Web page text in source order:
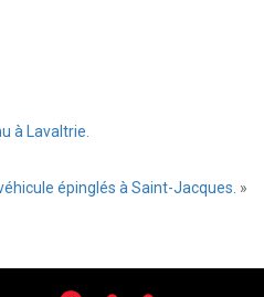
à Lavaltrie.
épinglés à Saint-Jacques. »